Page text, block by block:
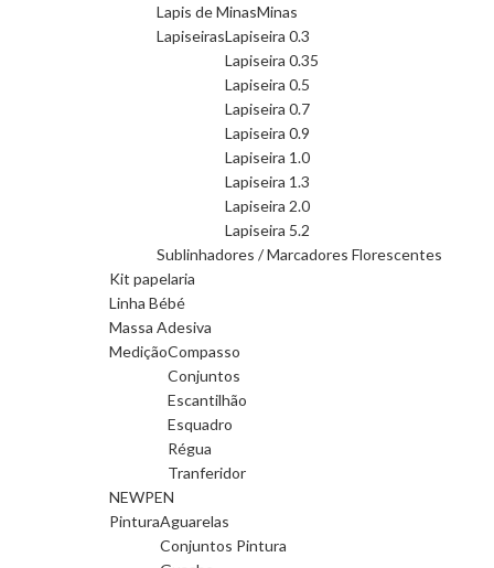
Lapis de MinasMinas
LapiseirasLapiseira 0.3
Lapiseira 0.35
Lapiseira 0.5
Lapiseira 0.7
Lapiseira 0.9
Lapiseira 1.0
Lapiseira 1.3
Lapiseira 2.0
Lapiseira 5.2
Sublinhadores / Marcadores Florescentes
Kit papelaria
Linha Bébé
Massa Adesiva
MediçãoCompasso
Conjuntos
Escantilhão
Esquadro
Régua
Tranferidor
NEWPEN
PinturaAguarelas
Conjuntos Pintura